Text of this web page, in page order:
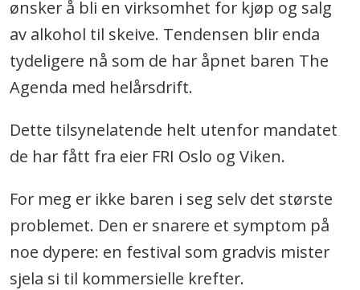
ønsker å bli en virksomhet for kjøp og salg
av alkohol til skeive. Tendensen blir enda
tydeligere nå som de har åpnet baren The
Agenda med helårsdrift.
Dette tilsynelatende helt utenfor mandatet
de har fått fra eier FRI Oslo og Viken.
For meg er ikke baren i seg selv det største
problemet. Den er snarere et symptom på
noe dypere: en festival som gradvis mister
sjela si til kommersielle krefter.